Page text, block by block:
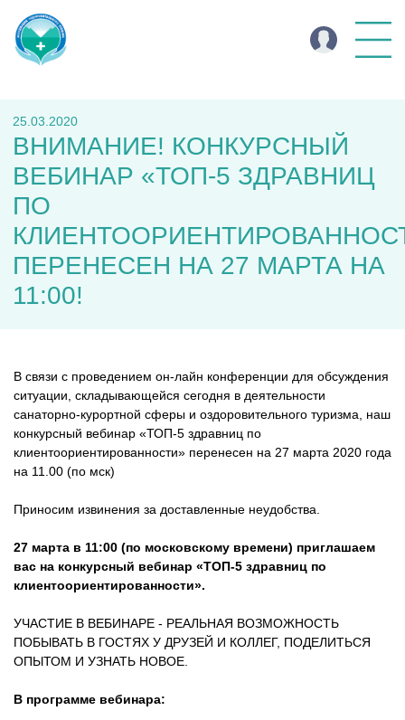
25.03.2020
ВНИМАНИЕ! КОНКУРСНЫЙ
ВЕБИНАР «ТОП-5 ЗДРАВНИЦ
ПО
ПЕРЕНЕСЕН НА 27 МАРТА НА
11:00!
В связи с проведением он-лайн конференции для обсуждения
ситуации, складывающейся сегодня в деятельности
санаторно-курортной сферы и оздоровительного туризма, наш
конкурсный вебинар «ТОП-5 здравниц по
клиентоориентированности» перенесен на 27 марта 2020 года
на 11.00 (по мск)
Приносим извинения за доставленные неудобства.
27 марта в 11:00 (по московскому времени) приглашаем
вас на конкурсный вебинар «ТОП-5 здравниц по
клиентоориентированности».
УЧАСТИЕ В ВЕБИНАРЕ - РЕАЛЬНАЯ ВОЗМОЖНОСТЬ
ПОБЫВАТЬ В ГОСТЯХ У ДРУЗЕЙ И КОЛЛЕГ, ПОДЕЛИТЬСЯ
ОПЫТОМ И УЗНАТЬ НОВОЕ.
В программе вебинара: